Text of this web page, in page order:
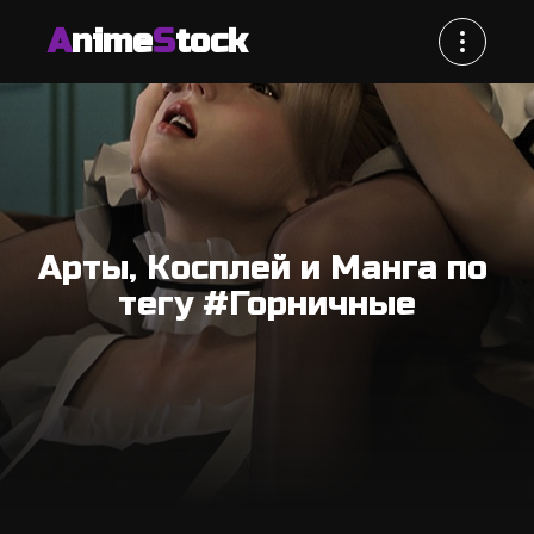
AnimeStock
Арты, Косплей и Манга по
тегу #Горничные